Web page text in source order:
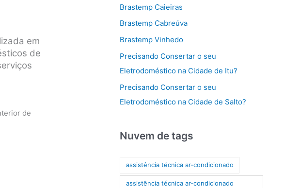
em
de
de
Brastemp Caieiras
Brastemp Cabreúva
Brastemp Vinhedo
Precisando Consertar o seu
Eletrodoméstico na Cidade de Itu?
Precisando Consertar o seu
Eletrodoméstico na Cidade de Salto?
Nuvem de tags
assistência técnica ar-condicionado
assistência técnica ar-condicionado